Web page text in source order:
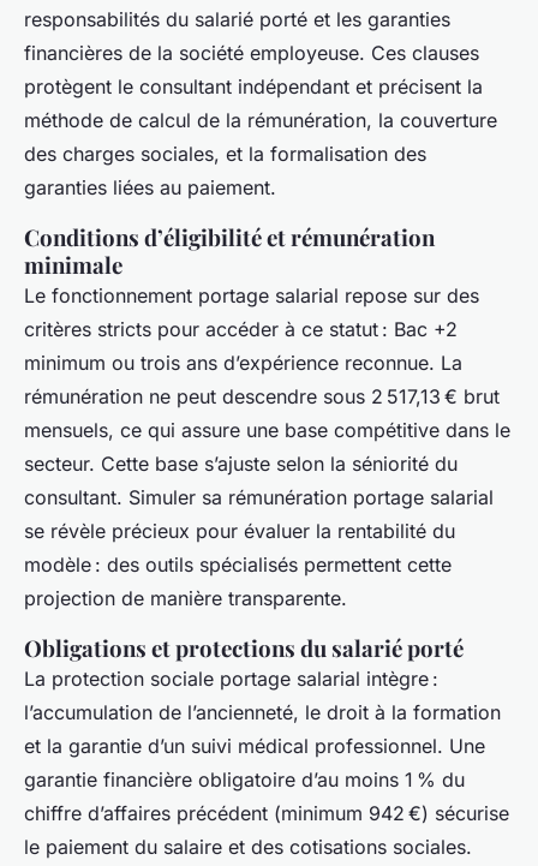
responsabilités du salarié porté et les garanties
financières de la société employeuse. Ces clauses
protègent le consultant indépendant et précisent la
méthode de calcul de la rémunération, la couverture
des charges sociales, et la formalisation des
garanties liées au paiement.
Conditions d’éligibilité et rémunération
minimale
Le fonctionnement portage salarial repose sur des
critères stricts pour accéder à ce statut : Bac +2
minimum ou trois ans d’expérience reconnue. La
rémunération ne peut descendre sous 2 517,13 € brut
mensuels, ce qui assure une base compétitive dans le
secteur. Cette base s’ajuste selon la séniorité du
consultant. Simuler sa rémunération portage salarial
se révèle précieux pour évaluer la rentabilité du
modèle : des outils spécialisés permettent cette
projection de manière transparente.
Obligations et protections du salarié porté
La protection sociale portage salarial intègre :
l’accumulation de l’ancienneté, le droit à la formation
et la garantie d’un suivi médical professionnel. Une
garantie financière obligatoire d’au moins 1 % du
chiffre d’affaires précédent (minimum 942 €) sécurise
le paiement du salaire et des cotisations sociales.